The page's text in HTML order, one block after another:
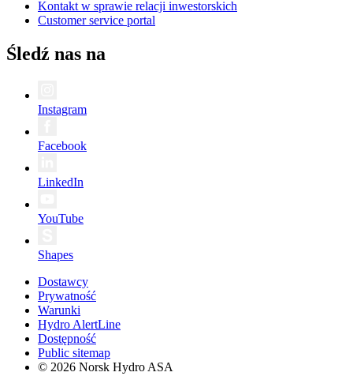
Kontakt w sprawie relacji inwestorskich
Customer service portal
Śledź nas na
Instagram
Facebook
LinkedIn
YouTube
Shapes
Dostawcy
Prywatność
Warunki
Hydro AlertLine
Dostępność
Public sitemap
© 2026 Norsk Hydro ASA